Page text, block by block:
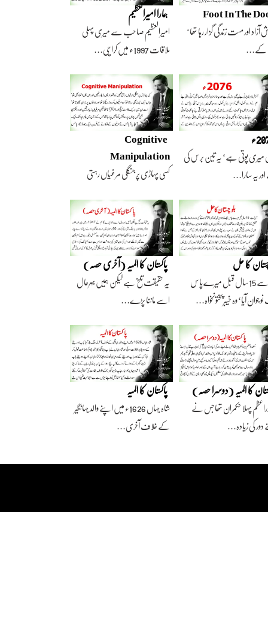
Foot In The
آزاد اور مست زندگی گزار رہا تھا‘
کے…
ہمارا امیرالعظیم
امیرالعظیم صاحب سے میری پہلی
ملاقات 1997ء میں کراچی…
میری پوتی ہے‘ یہ تین برس کی
یہ سارا…
Cognitive
Manipulation
کسی پہاڑی پر جنگلی مرغیاں رہتی
کا حل
آج سے 15 سال قبل میرے پاس
آیا‘ وہ خیبرپختونخواہ…
پاکستان کا المیہ (آخری حصہ)
یہ حقیقت تلخ ہے لیکن ہمیں بہرحال
اسے ماننا پڑے…
کا المیہ (دوسرا حصہ)
پہلا حکمران تھا جس نے
کی زیادہ…
پاکستان کا المیہ
شاہ جہاں 1626ء میں اپنے والد جہانگیر
کے خلاف آخری…